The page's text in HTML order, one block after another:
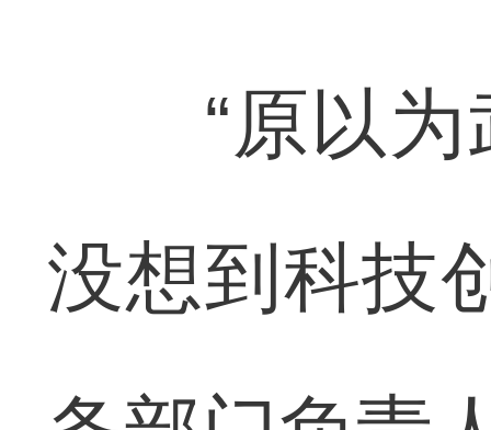
“原以为
没想到科技